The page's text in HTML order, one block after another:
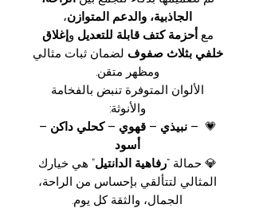
الجاذبية، والدعم المتوازن،
معأحزمة كتف قابلة للتعديل وإغلاق
خلفي بثلاث صفوف لضمان ثبات مثالي
ومظهر متقن.
الألوان المتوفرة تنبض بالفخامة
والأنوثة:
💗 – نبيذي – قهوي – كحلي داكن –
أسود
💎 حمالة “رفاهية الدانتيل” هي خيارك
المثالي لتتألقي بإحساس من الراحة،
الجمال، والثقة كل يوم.